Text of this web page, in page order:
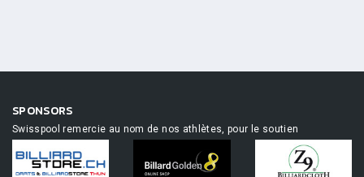
SPONSORS
Swisspool remercie au nom de nos athlètes, pour le soutien